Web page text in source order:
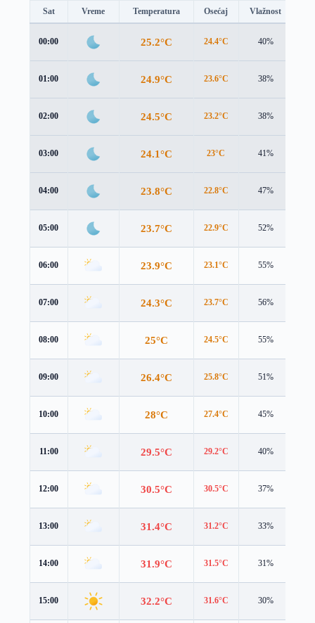
Sat Vreme Temperatura Osećaj Vlažnost
00:00 25.2°C 24.4°C 40%
01:00 24.9°C 23.6°C 38%
02:00 24.5°C 23.2°C 38%
03:00 24.1°C 23°C 41%
04:00 23.8°C 22.8°C 47%
05:00 23.7°C 22.9°C 52%
06:00 23.9°C 23.1°C 55%
07:00 24.3°C 23.7°C 56%
08:00 25°C 24.5°C 55%
09:00 26.4°C 25.8°C 51%
10:00 28°C 27.4°C 45%
11:00 29.5°C 29.2°C 40%
12:00 30.5°C 30.5°C 37%
13:00 31.4°C 31.2°C 33%
14:00 31.9°C 31.5°C 31%
15:00 32.2°C 31.6°C 30%